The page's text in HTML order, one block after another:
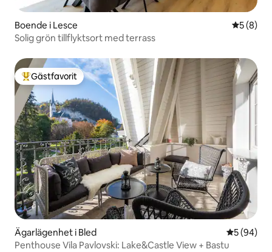
Boende i Lesce 5 av 5 i
5 (8)
Solig grön tillflyktsort med terrass
Populär gästfavorit
Gästfavorit
Ägarlägenhet i Bled 5 av 5 i
5 (94)
Penthouse Vila Pavlovski: Lake&Castle View + Bastu